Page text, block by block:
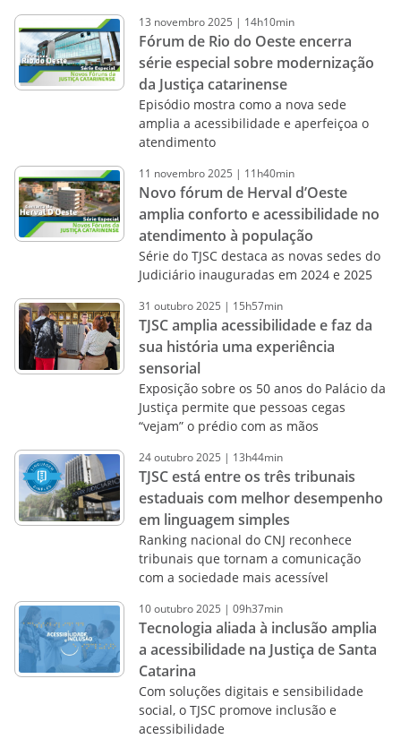
13 novembro2025 | 14h10min
Fórum de Rio do Oeste encerra
série especial sobre modernização
da Justiça catarinense
Episódio mostra como a nova sede
amplia a acessibilidade e aperfeiçoa o
atendimento
11 novembro2025 | 11h40min
Novo fórum de Herval d’Oeste
amplia conforto e acessibilidade no
atendimento à população
Série do TJSC destaca as novas sedes do
Judiciário inauguradas em 2024 e 2025
31 outubro2025 | 15h57min
TJSC amplia acessibilidade e faz da
sua história uma experiência
sensorial
Exposição sobre os 50 anos do Palácio da
Justiça permite que pessoas cegas
“vejam” o prédio com as mãos
24outubro2025 | 13h44min
TJSC está entre os três tribunais
estaduais com melhor desempenho
em linguagem simples
Ranking nacional do CNJ reconhece
tribunais que tornam a comunicação
com a sociedade mais acessível
10outubro2025 | 09h37min
Tecnologia aliada à inclusão amplia
a acessibilidade na Justiça de Santa
Catarina
Com soluções digitais e sensibilidade
social, o TJSC promove inclusão e
acessibilidade